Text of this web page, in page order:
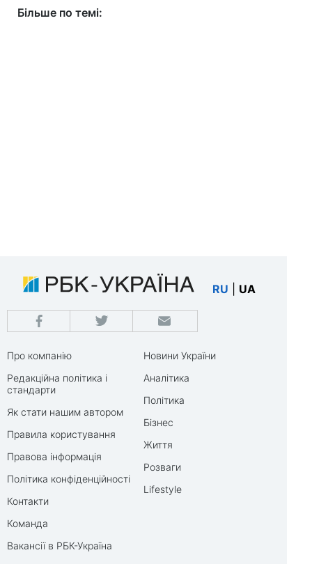
Більше по темі:
RU UA
Про компанію
Редакційна політика і
стандарти
Як стати нашим автором
Правила користування
Правова інформація
Політика конфіденційності
Контакти
Команда
Вакансії в РБК-Україна
Новини України
Аналітика
Політика
Бізнес
Життя
Розваги
Lifestyle